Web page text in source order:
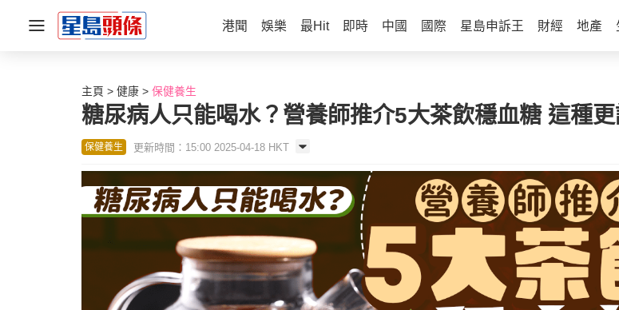
港聞 娛樂 最Hit 即時 中國 國際 星島申訴王 財經 地產
主頁 健康 保健養生
糖尿病人只能喝水？營養師推介5大茶飲穩血糖 這種
保健養生 更新時間：15:00 2025-04-18 HKT